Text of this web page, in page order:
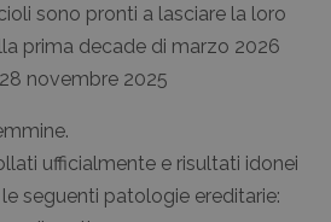
sono pronti a lasciare la loro
prima decade di marzo 2026
novembre 2025
ufficialmente e risultati idonei
seguenti patologie ereditarie: